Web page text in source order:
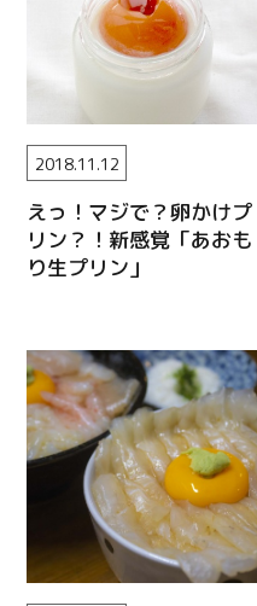
えっ！マジで？卵かけプ
リン？！新感覚「あおも
り生プリン」
2018.11.12
Line